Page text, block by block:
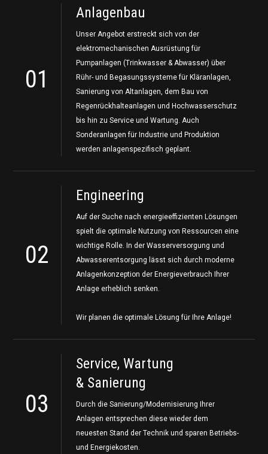
01
Anlagenbau
Unser Angebot erstreckt sich von der
elektromechanischen Ausrüstung für
Pumpanlagen (Trinkwasser & Abwasser) über
Rühr- und Begasungssysteme für Kläranlagen,
Sanierung von Altanlagen, dem Bau von
Regenrückhalteanlagen und Hochwasserschutz
bis hin zu Service und Wartung. Auch
Sonderanlagen für Industrie und Produktion
werden anlagenspezifisch geplant.
02
Engineering
Auf der Suche nach energieeffizienten Lösungen
spielt die optimale Nutzung von Ressourcen eine
wichtige Rolle. In der Wasserversorgung und
Abwasserentsorgung lässt sich durch moderne
Anlagenkonzeption der Energieverbrauch Ihrer
Anlage erheblich senken.
Wir planen die optimale Lösung für Ihre Anlage!
03
Service, Wartung
& Sanierung
Durch die Sanierung/Modernisierung Ihrer
Anlagen entsprechen diese wieder dem
neuesten Stand der Technik und sparen Betriebs-
und Energiekosten.